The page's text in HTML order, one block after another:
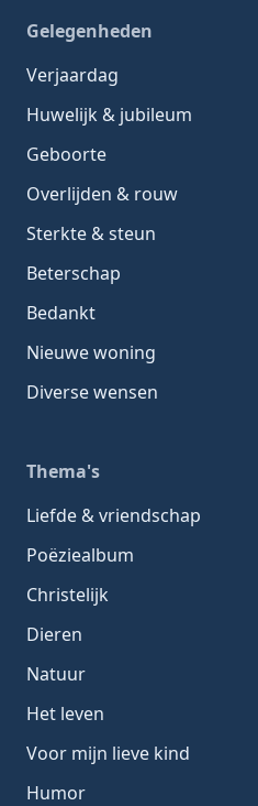
Gelegenheden
Verjaardag
Huwelijk & jubileum
Geboorte
Overlijden & rouw
Sterkte & steun
Beterschap
Bedankt
Nieuwe woning
Diverse wensen
Thema's
Liefde & vriendschap
Poëziealbum
Christelijk
Dieren
Natuur
Het leven
Voor mijn lieve kind
Humor